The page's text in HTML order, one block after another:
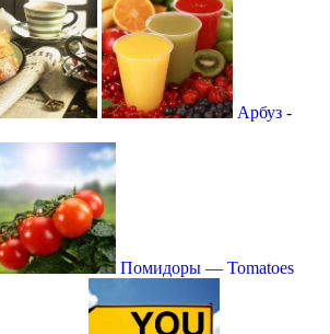
Арбуз -
Помидоры — Tomatoes